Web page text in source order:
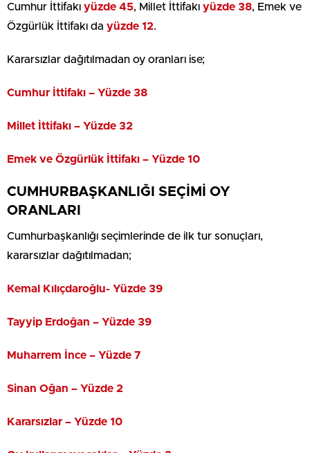
Cumhur İttifakı yüzde 45, Millet İttifakı yüzde 38, Emek ve
Özgürlük İttifakı da yüzde 12.
Kararsızlar dağıtılmadan oy oranları ise;
Cumhur İttifakı – Yüzde 38
Millet İttifakı – Yüzde 32
Emek ve Özgürlük İttifakı – Yüzde 10
CUMHURBAŞKANLIĞI SEÇİMİ OY
ORANLARI
Cumhurbaşkanlığı seçimlerinde de ilk tur sonuçları,
kararsızlar dağıtılmadan;
Kemal Kılıçdaroğlu- Yüzde 39
Tayyip Erdoğan – Yüzde 39
Muharrem İnce – Yüzde 7
Sinan Oğan – Yüzde 2
Kararsızlar – Yüzde 10